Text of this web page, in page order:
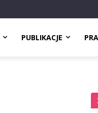
PUBLIKACJE